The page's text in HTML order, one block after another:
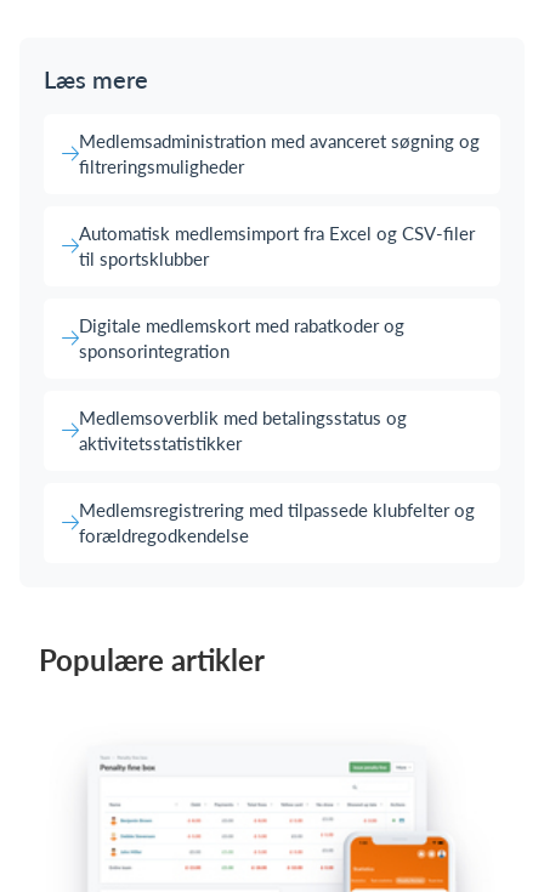
Læs mere
Medlemsadministration med avanceret søgning og
filtreringsmuligheder
Automatisk medlemsimport fra Excel og CSV-filer
til sportsklubber
Digitale medlemskort med rabatkoder og
sponsorintegration
Medlemsoverblik med betalingsstatus og
aktivitetsstatistikker
Medlemsregistrering med tilpassede klubfelter og
forældregodkendelse
Populære artikler